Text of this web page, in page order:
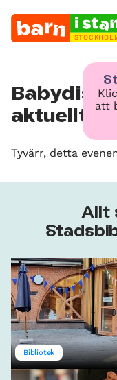
att
aktuellt
Tyvärr, detta
Allt
Bibliotek